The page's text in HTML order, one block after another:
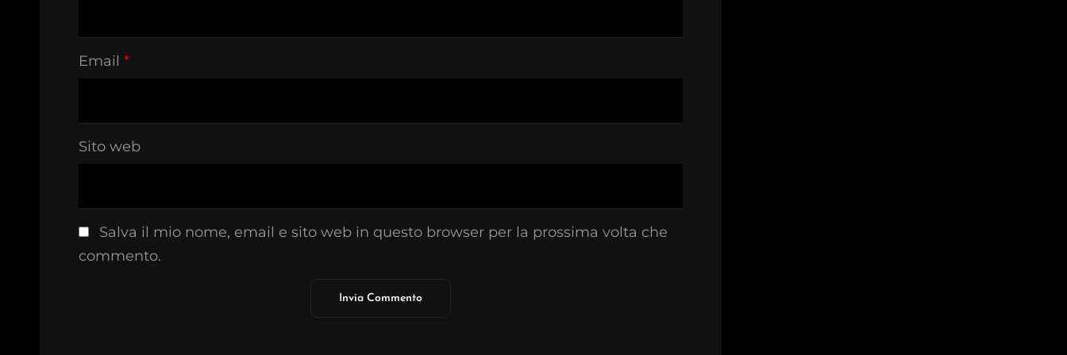
Email *
Sito web
Salva il mio nome, email e sito web in questo browser per la prossima volta che
commento.